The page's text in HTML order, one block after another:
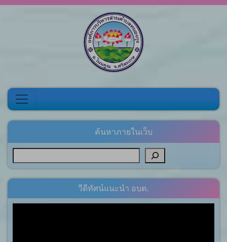
ค้นหาภายในเว็บ
วีดีทัศน์แนะนำ อบต.